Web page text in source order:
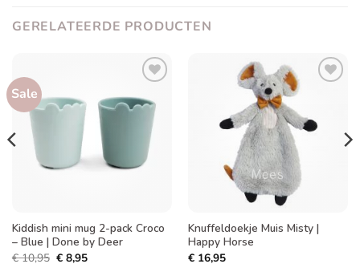
GERELATEERDE PRODUCTEN
Sale
aan
verlanglijst
Kiddish mini mug 2-pack Croco
– Blue | Done by Deer
€10,95 Oorspronkelijke
prijs
€8,95Huidige
Toevoegen
verlanglijst
Knuffeldoekje Muis Misty |
Happy Horse
€16,95